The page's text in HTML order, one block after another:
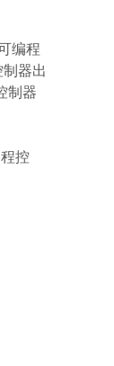
编程
器出
制器
控